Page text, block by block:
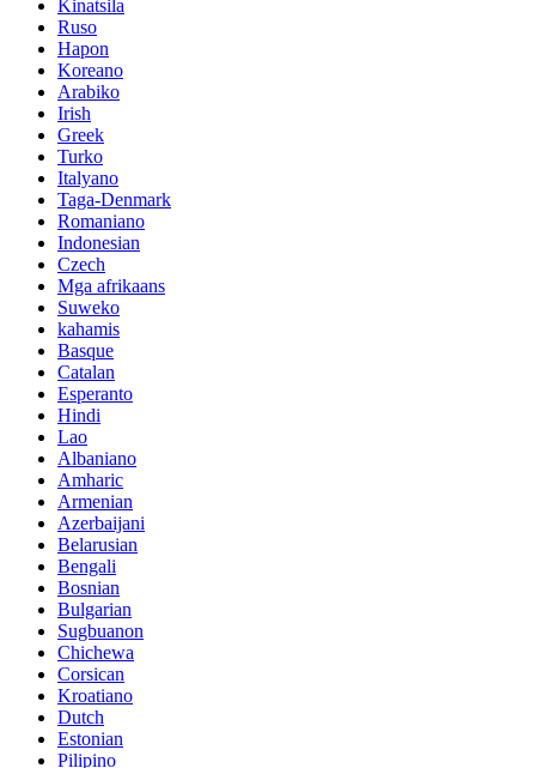
Kinatsila
Ruso
Hapon
Koreano
Arabiko
Irish
Greek
Turko
Italyano
Taga-Denmark
Romaniano
Indonesian
Czech
Mga afrikaans
Suweko
kahamis
Basque
Catalan
Esperanto
Hindi
Lao
Albaniano
Amharic
Armenian
Azerbaijani
Belarusian
Bengali
Bosnian
Bulgarian
Sugbuanon
Chichewa
Corsican
Kroatiano
Dutch
Estonian
Pilipino